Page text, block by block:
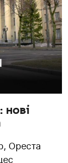
нові
Ореста